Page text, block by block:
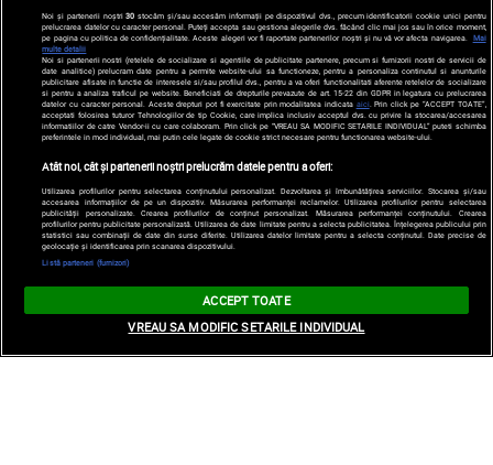
Noi și partenerii noștri30 stocăm și/sau accesăm informații pe dispozitivul dvs., precum identificatorii cookie unici pentru
prelucrarea datelor cu caracter personal. Puteți accepta sau gestiona alegerile dvs. făcând clic mai jos sau în orice moment,
pe pagina cu politica de confidențialitate. Aceste alegeri vor fi raportate partenerilor noștri și nu vă vor afecta navigarea.
Mai
multe detalii
Noi si partenerii nostri (retelele de socializare si agentiile de publicitate partenere, precum si furnizorii nostri de servicii de
date analitice) prelucram date pentru a permite website-ului sa functioneze, pentru a personaliza continutul si anunturile
publicitare afisate in functie de interesele si/sau profilul dvs., pentru a va oferi functionalitati aferente retelelor de socializare
si pentru a analiza traficul pe website. Beneficiati de drepturile prevazute de art. 15-22 din GDPR in legatura cu prelucrarea
datelor cu caracter personal. Aceste drepturi pot fi exercitate prin modalitatea indicata aici. Prin click pe “ACCEPT TOATE”,
acceptati folosirea tuturor Tehnologiilor de tip Cookie, care implica inclusiv acceptul dvs. cu privire la stocarea/accesarea
informatiilor de catre Vendor-ii cu care colaboram. Prin click pe “VREAU SA MODIFIC SETARILE INDIVIDUAL” puteti schimba
preferintele in mod individual, mai putin cele legate de cookie strict necesare pentru functionarea website-ului.
Atât noi, cât și partenerii noștri prelucrăm datele pentru a oferi:
Utilizarea profilurilor pentru selectarea conținutului personalizat. Dezvoltarea și îmbunătățirea serviciilor. Stocarea și/sau
accesarea informațiilor de pe un dispozitiv. Măsurarea performanței reclamelor. Utilizarea profilurilor pentru selectarea
publicității personalizate. Crearea profilurilor de conținut personalizat. Măsurarea performanței conținutului. Crearea
profilurilor pentru publicitate personalizată. Utilizarea de date limitate pentru a selecta publicitatea. Înțelegerea publicului prin
statistici sau combinații de date din surse diferite. Utilizarea datelor limitate pentru a selecta conținutul. Date precise de
geolocație și identificarea prin scanarea dispozitivului.
Listă parteneri (furnizori)
ACCEPT TOATE
VREAU SA MODIFIC SETARILE INDIVIDUAL